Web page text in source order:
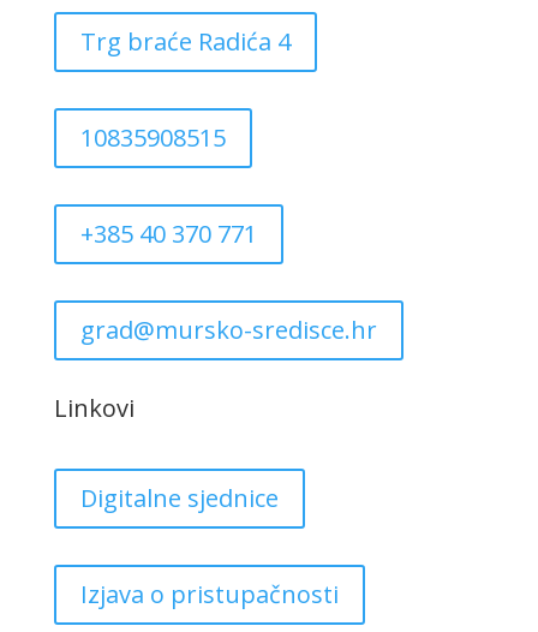
Trg braće Radića 4
10835908515
+385 40 370 771
grad@mursko-sredisce.hr
Linkovi
Digitalne sjednice
Izjava o pristupačnosti